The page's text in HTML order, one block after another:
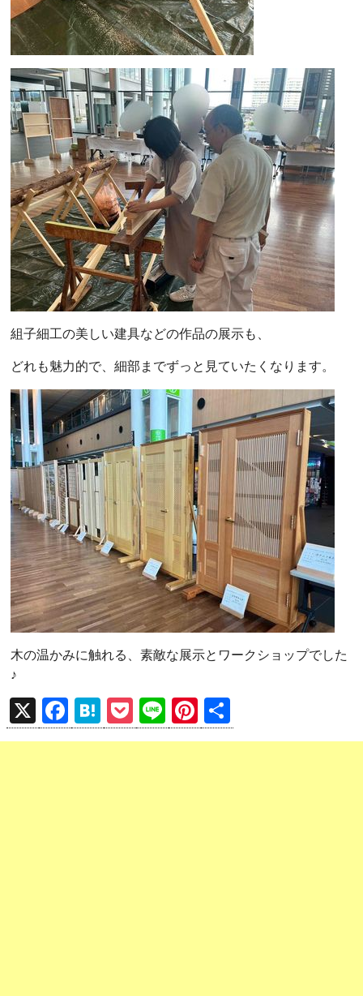
組子細工の美しい建具などの作品の展示も、
どれも魅力的で、細部までずっと見ていたくなります。
木の温かみに触れる、素敵な展示とワークショップでした
♪
X
F
a
H
at
P
o
Li
n
Pi
nt 有